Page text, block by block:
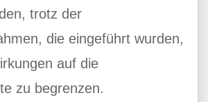
trotz der
die eingeführt wurden,
auf die
zu begrenzen.